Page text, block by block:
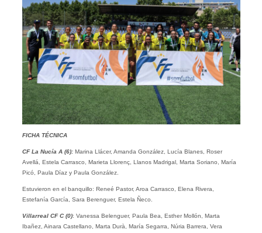
FICHA TÉCNICA
CF La Nucía A (6):Marina Llácer, Amanda González, Lucía Blanes, Roser
Avellá, Estela Carrasco, Marieta Llorenç, Llanos Madrigal, Marta Soriano, María
Picó, Paula Díaz y Paula González.
Estuvieron en el banquillo: Reneé Pastor, Aroa Carrasco, Elena Rivera,
Estefanía García, Sara Berenguer, Estela Ñeco.
Villarreal CF C (0): Vanessa Belenguer, Paula Bea, Esther Mollón, Marta
Ibañez, Ainara Castellano, Marta Durà, María Segarra, Núria Barrera, Vera